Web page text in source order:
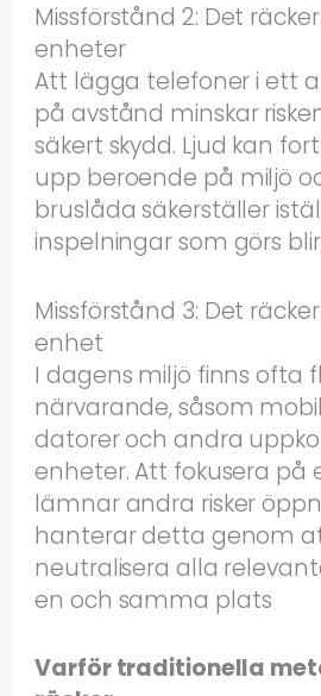
Missförstånd 2: Det
enheter
Att lägga telefoner i ett
på avstånd minskar
säkert skydd. Ljud kan
upp beroende på miljö
bruslåda säkerställer
inspelningar som görs
Missförstånd 3: Det
enhet
I dagens miljö finns ofta
närvarande, såsom
datorer och andra
enheter. Att fokusera på
lämnar andra risker
hanterar detta genom
neutralisera alla
en och samma plats
Varför traditionella